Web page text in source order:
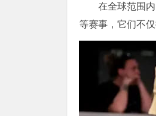
在全球范围
等赛事，它们不